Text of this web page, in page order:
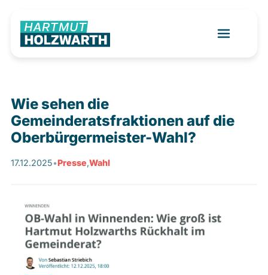
Wie sehen die
Gemeinderatsfraktionen auf die
Oberbürgermeister-Wahl?
17.12.2025•Presse,Wahl